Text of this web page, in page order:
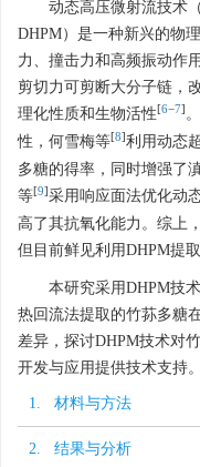
动态高压微射流技术
DHPM）是一种新兴的物
力、撞击力和高频振动作
剪切力可剪断大分子链，
理化性质和生物活性[6−7]
性，何雪梅等[8]利用动态
多糖的得率，同时增强了
等[9]采用响应面法优化动
高了其抗氧化能力。综上
但目前鲜见利用DHPM提
本研究采用DHPM技
热回流法提取的竹荪多糖
差异，探讨DHPM技术对
开发与应用提供技术支持。
1. 材料与方法
2. 结果与分析